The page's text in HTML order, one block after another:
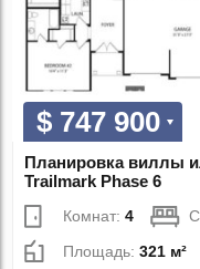
$ 747 900
Планировка виллы
Trailmark Phase 6
Комнат:4
Площадь:321 м²